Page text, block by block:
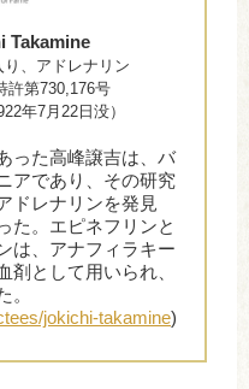
Takamine
、アドレナリン
許第730,176号
年7月22日没）
った高峰譲吉は、バ
アであり、その研究
ドレナリンを発見
た。エピネフリンと
は、アナフィラキー
剤として用いられ、
。
jokichi-takamine)